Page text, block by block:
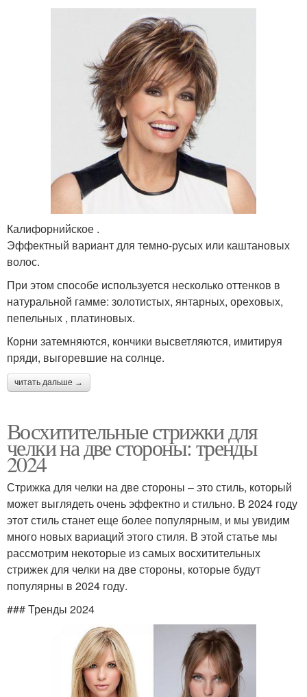
Калифорнийское .
Эффектный вариант для темно-русых или каштановых
волос.
При этом способе используется несколько оттенков в
натуральной гамме: золотистых, янтарных, ореховых,
пепельных , платиновых.
Корни затемняются, кончики высветляются, имитируя
пряди, выгоревшие на солнце.
читать дальше →
Восхитительные стрижки для
челки на две стороны: тренды
2024
Стрижка для челки на две стороны – это стиль, который
может выглядеть очень эффектно и стильно. В 2024 году
этот стиль станет еще более популярным, и мы увидим
много новых вариаций этого стиля. В этой статье мы
рассмотрим некоторые из самых восхитительных
стрижек для челки на две стороны, которые будут
популярны в 2024 году.
### Тренды 2024